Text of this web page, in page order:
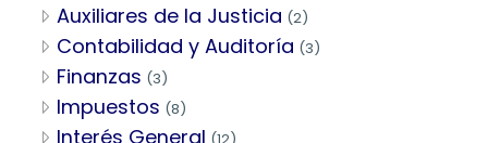
Auxiliares de la Justicia (2)
Contabilidad y Auditoría (3)
Finanzas (3)
Impuestos (8)
Interés General